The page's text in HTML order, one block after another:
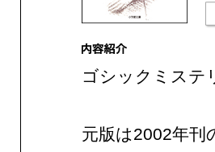
ゴシックミステ
元版は2002年刊